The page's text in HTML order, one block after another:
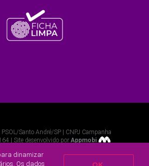
PSOL/Santo André/SP | CNPJ Campanha
| Site desenvolvido por Appmobi
FacebookTwitter InstagramYouTube
dinamizar
Os dados